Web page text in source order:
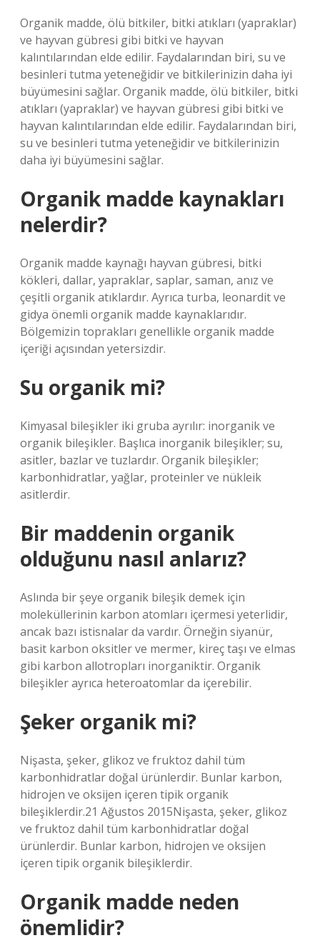
Organik madde, ölü bitkiler, bitki atıkları (yapraklar)
ve hayvan gübresi gibi bitki ve hayvan
kalıntılarından elde edilir. Faydalarından biri, su ve
besinleri tutma yeteneğidir ve bitkilerinizin daha iyi
büyümesini sağlar. Organik madde, ölü bitkiler, bitki
atıkları (yapraklar) ve hayvan gübresi gibi bitki ve
hayvan kalıntılarından elde edilir. Faydalarından biri,
su ve besinleri tutma yeteneğidir ve bitkilerinizin
daha iyi büyümesini sağlar.
Organik madde kaynakları
nelerdir?
Organik madde kaynağı hayvan gübresi, bitki
kökleri, dallar, yapraklar, saplar, saman, anız ve
çeşitli organik atıklardır. Ayrıca turba, leonardit ve
gidya önemli organik madde kaynaklarıdır.
Bölgemizin toprakları genellikle organik madde
içeriği açısından yetersizdir.
Su organik mi?
Kimyasal bileşikler iki gruba ayrılır: inorganik ve
organik bileşikler. Başlıca inorganik bileşikler; su,
asitler, bazlar ve tuzlardır. Organik bileşikler;
karbonhidratlar, yağlar, proteinler ve nükleik
asitlerdir.
Bir maddenin organik
olduğunu nasıl anlarız?
Aslında bir şeye organik bileşik demek için
moleküllerinin karbon atomları içermesi yeterlidir,
ancak bazı istisnalar da vardır. Örneğin siyanür,
basit karbon oksitler ve mermer, kireç taşı ve elmas
gibi karbon allotropları inorganiktir. Organik
bileşikler ayrıca heteroatomlar da içerebilir.
Şeker organik mi?
Nişasta, şeker, glikoz ve fruktoz dahil tüm
karbonhidratlar doğal ürünlerdir. Bunlar karbon,
hidrojen ve oksijen içeren tipik organik
bileşiklerdir.21 Ağustos 2015Nişasta, şeker, glikoz
ve fruktoz dahil tüm karbonhidratlar doğal
ürünlerdir. Bunlar karbon, hidrojen ve oksijen
içeren tipik organik bileşiklerdir.
Organik madde neden
önemlidir?